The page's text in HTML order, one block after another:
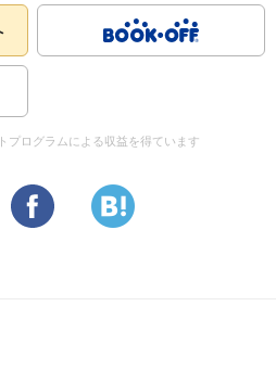
プログラムによる収益を得ています